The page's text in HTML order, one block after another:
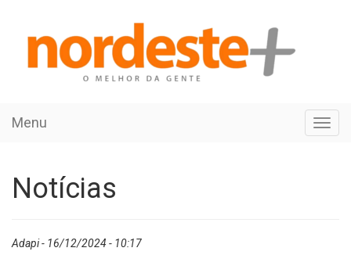
Menu
Notícias
Adapi - 16/12/2024 - 10:17